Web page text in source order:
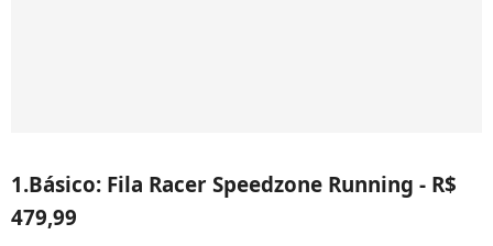
1.Básico: Fila Racer Speedzone Running - R$
479,99